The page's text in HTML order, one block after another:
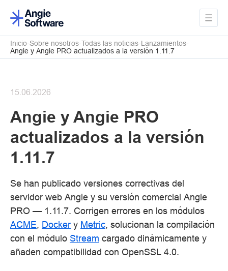
Inicio Sobre nosotros Todas las noticias Lanzamientos
Angie y Angie PRO actualizados a la versión 1.11.7
Angie y Angie PRO
actualizados a la versión
1.11.7
15.06.2026
Se han publicado versiones correctivas del
servidor web Angie y su versión comercial Angie
PRO — 1.11.7. Corrigen errores en los módulos
ACME, Docker y Metric, solucionan la compilación
con el módulo Stream cargado dinámicamente y
añaden compatibilidad con OpenSSL 4.0.